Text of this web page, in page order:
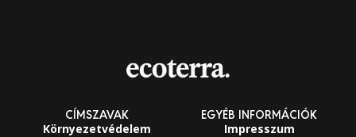
CÍMSZAVAK
Környezetvédelem
EGYÉB INFORMÁCIÓK
Impresszum